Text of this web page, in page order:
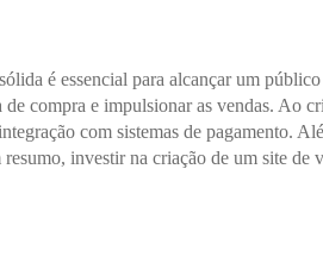
é essencial para alcançar um
compra e impulsionar as vendas. Ao
com sistemas de pagamento.
investir na criação de um site de